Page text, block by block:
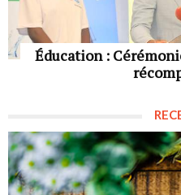
Éducation :